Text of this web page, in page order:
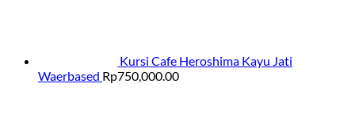
Kursi Cafe Heroshima Kayu Jati
Waerbased Rp750,000.00